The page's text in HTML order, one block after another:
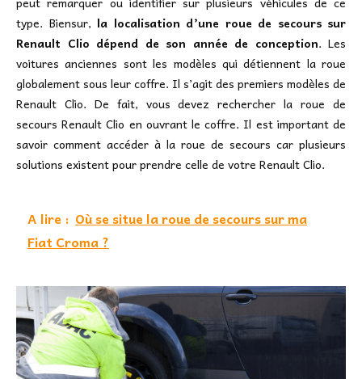
type. Biensur, la localisation d’une roue de secours sur
Renault Clio dépend de son année de conception. Les
voitures anciennes sont les modèles qui détiennent la roue
globalement sous leur coffre. Il s’agit des premiers modèles de
Renault Clio. De fait, vous devez rechercher la roue de
secours Renault Clio en ouvrant le coffre. Il est important de
savoir comment accéder à la roue de secours car plusieurs
solutions existent pour prendre celle de votre Renault Clio.
A lire : Où se situe la roue de secours sur ma
Fiat Croma ?